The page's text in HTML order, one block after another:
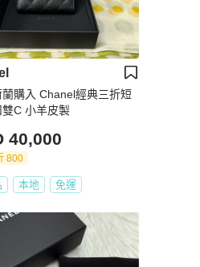
購入 Chanel經典三折短
C 小羊皮製
40,000
800
本地 免運